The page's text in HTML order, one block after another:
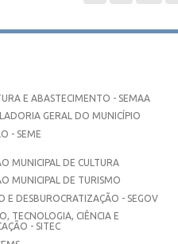
E ABASTECIMENTO - SEMAA
GERAL DO MUNICÍPIO
- SEME
MUNICIPAL DE CULTURA
MUNICIPAL DE TURISMO
E DESBUROCRATIZAÇÃO - SEGOV
TECNOLOGIA, CIÊNCIA E
- SITEC